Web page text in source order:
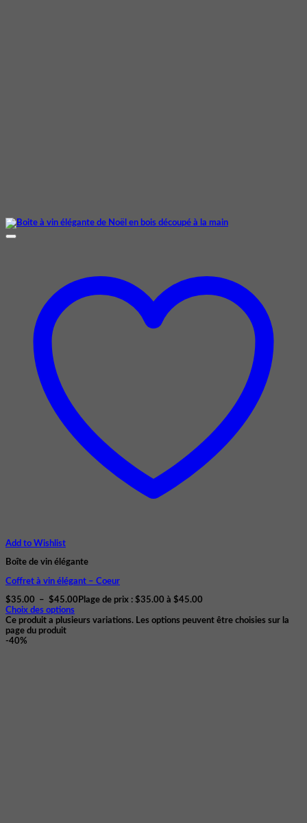
Add to Wishlist
Boîte de vin élégante
Coffret à vin élégant – Coeur
$35.00 – $45.00 Plage de prix : $35.00 à $45.00
Choix des options
Ce produit a plusieurs variations. Les options peuvent être choisies sur la
page du produit
-40%